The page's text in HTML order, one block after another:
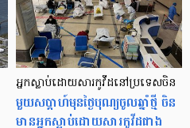
អ្នកស្លាប់ដោយសារកូវីដនៅប្រទេសចិន
មួយសប្តាហ៍មុនថ្ងៃបុណ្យចូលឆ្នាំថ្មី ចិន
មានអ្នកស្លាប់ដោយសារកូវីដជាង